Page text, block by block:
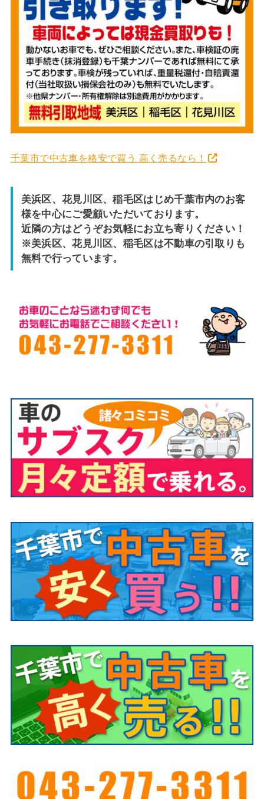
千葉市で中古車を格安で買う 高く売るなら！
美浜区、花見川区、稲毛区はじめ千葉市内のお客
様を中心にご愛顧いただいております。
近隣の方はどうぞお気軽にお立ち寄りください！
※美浜区、花見川区、稲毛区は不動車の引取りも
無料で行っています。